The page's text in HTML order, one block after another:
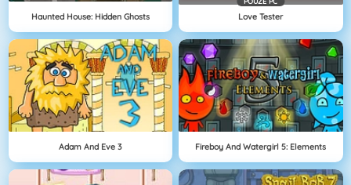
Haunted House: Hidden Ghosts Love Tester
Adam And Eve 3 Fireboy And Watergirl 5: Elements